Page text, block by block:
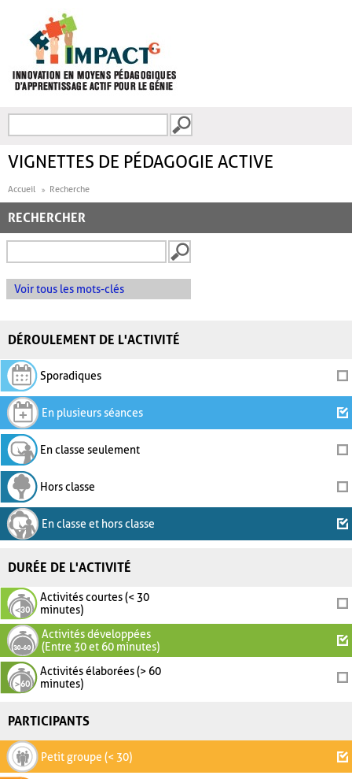
FORMULAIRE DE
VIGNETTES DE PÉDAGOGIE ACTIVE
Accueil Recherche
RECHERCHER
Voir tous les mots-clés
DÉROULEMENT DE L'ACTIVITÉ
Sporadiques
En plusieurs séances
En classe seulement
Hors classe
En classe et hors classe
DURÉE DE L'ACTIVITÉ
Activités courtes (< 30
minutes)
Activités développées
(Entre 30 et 60 minutes)
Activités élaborées (> 60
minutes)
PARTICIPANTS
Petit groupe (< 30)